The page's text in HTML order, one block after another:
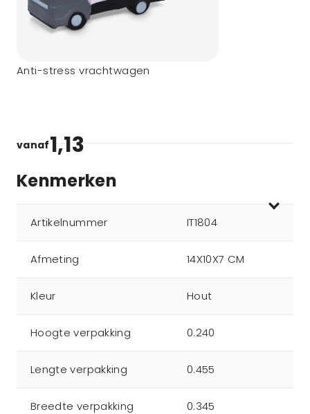
Anti-stress vrachtwagen
vanaf1,13
Kenmerken
Artikelnummer IT1804
Afmeting 14X10X7 CM
Kleur Hout
Hoogte verpakking 0.240
Lengte verpakking 0.455
Breedte verpakking 0.345